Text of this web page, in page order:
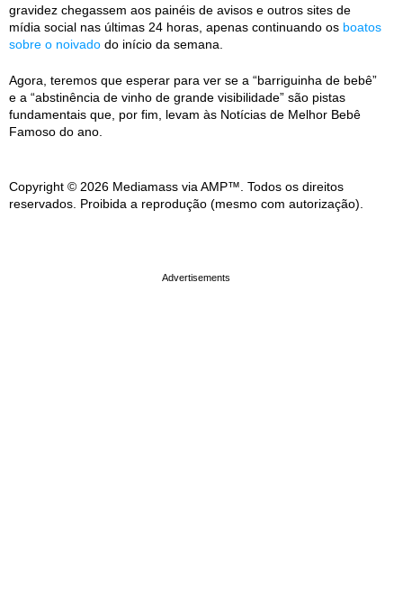
gravidez chegassem aos painéis de avisos e outros sites de
mídia social nas últimas 24 horas, apenas continuando os boatos
sobre o noivado do início da semana.
Agora, teremos que esperar para ver se a “barriguinha de bebê”
e a “abstinência de vinho de grande visibilidade” são pistas
fundamentais que, por fim, levam às Notícias de Melhor Bebê
Famoso do ano.
Copyright © 2026 Mediamass via AMP™. Todos os direitos
reservados. Proibida a reprodução (mesmo com autorização).